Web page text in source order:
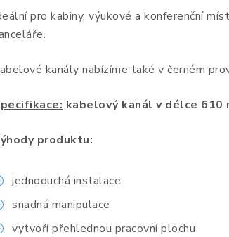
pro kabiny, výukové a konferenční
kanály nabízíme také v černém
kabelový kanál v délce 610
produktu:
jednoduchá instalace
snadná manipulace
vytvoří přehlednou pracovní plochu